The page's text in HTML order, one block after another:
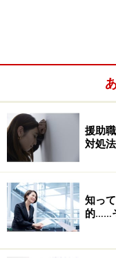
は身体機能への働
ながりの意欲を
（13.2％）でした。
確かに近年は、機
通じ社会参加に取
39％の無回答のデ
ビスの存在がいな
援助
対処法
知っ
的……